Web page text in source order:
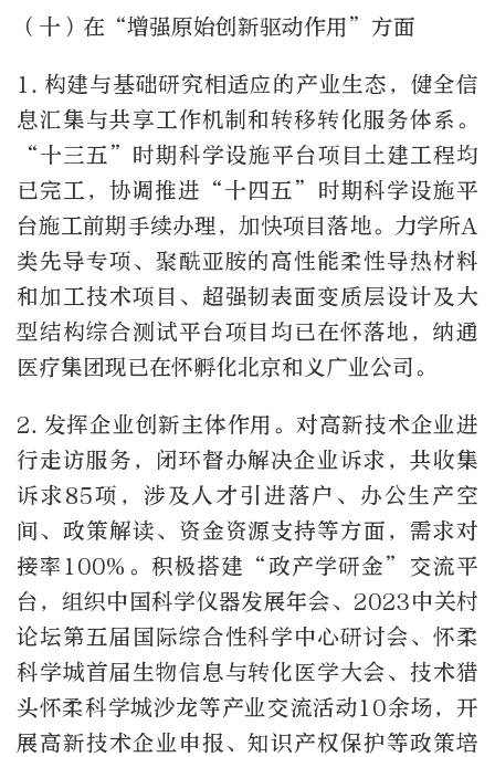
（十）在“增强原始创新驱动作用”方面
1. 构建与基础研究相适应的产业生态，健全信
息汇集与共享工作机制和转移转化服务体系。
“十三五”时期科学设施平台项目土建工程均
已完工，协调推进“十四五”时期科学设施平
台施工前期手续办理，加快项目落地。力学所A
类先导专项、聚酰亚胺的高性能柔性导热材料
和加工技术项目、超强韧表面变质层设计及大
型结构综合测试平台项目均已在怀落地，纳通
医疗集团现已在怀孵化北京和义广业公司。
2. 发挥企业创新主体作用。对高新技术企业进
行走访服务，闭环督办解决企业诉求，共收集
诉求85项，涉及人才引进落户、办公生产空
间、政策解读、资金资源支持等方面，需求对
接率 100% 。积极搭建“政产学研金”交流平
台，组织中国科学仪器发展年会、 2023中关村
论坛第五届国际综合性科学中心研讨会、怀柔
科学城首届生物信息与转化医学大会、技术猎
头怀柔科学城沙龙等产业交流活动10余场，开
展高新技术企业申报、知识产权保护等政策培